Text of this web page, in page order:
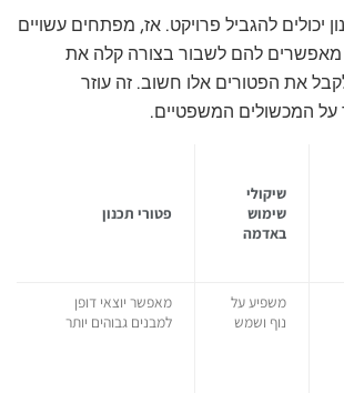
יכולים להגביל פרויקט. אז, מפתחים עשויים
מאפשרים להם לשבור בצורה קלה את
את הפטורים אלו חשוב. זה עוזר
המכשולים המשפטיים.
שיקולי
שימוש
באדמה
פטורי תכנון
משפיע על
נוף ושמש
מאפשר יוצאי דופן
למבנים גבוהים יותר